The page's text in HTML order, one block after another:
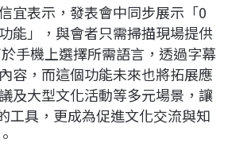
宜表示，發表會中同步展示「0
能」，與會者只需掃描現場提供
手機上選擇所需語言，透過字幕
容，而這個功能未來也將拓展應
及大型文化活動等多元場景，讓
工具，更成為促進文化交流與知